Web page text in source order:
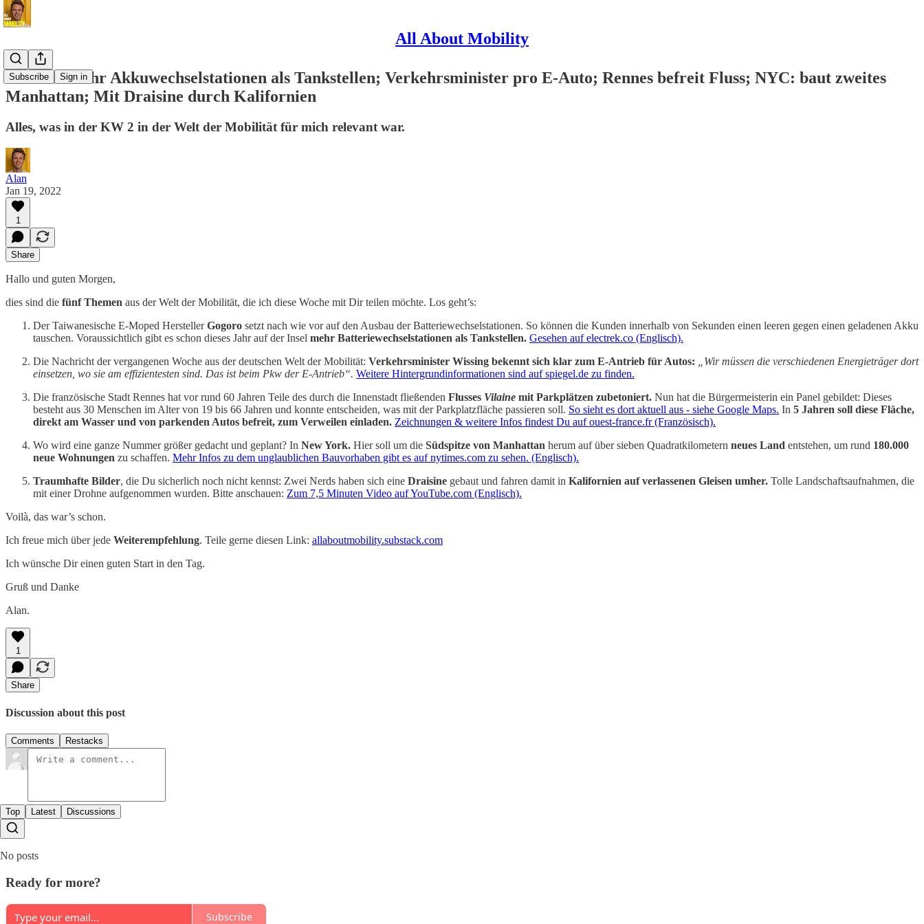
All About Mobility
Subscribe Sign in
Taiwan: Mehr Akkuwechselstationen als Tankstellen; Verkehrsminister pro E-Auto; Rennes befreit Fluss; NYC: baut zweites
Manhattan; Mit Draisine durch Kalifornien
Alles, was in der KW 2 in der Welt der Mobilität für mich relevant war.
Alan
Jan 19, 2022
1
Share
Hallo und guten Morgen,
dies sind die fünf Themen aus der Welt der Mobilität, die ich diese Woche mit Dir teilen möchte. Los geht’s:
Der Taiwanesische E-Moped HerstellerGogoro setzt nach wie vor auf den Ausbau der Batteriewechselstationen. So können die Kunden innerhalb von Sekunden einen leeren gegen einen geladenen Akku
tauschen. Voraussichtlich gibt es schon dieses Jahr auf der Insel mehr Batteriewechselstationen als Tankstellen. Gesehen auf electrek.co (Englisch).
Die Nachricht der vergangenen Woche aus der deutschen Welt der Mobilität: Verkehrsminister Wissing bekennt sich klar zum E-Antrieb für Autos:
„Wir müssen die verschiedenen Energieträger dort
einsetzen, wo sie am effizientesten sind. Das ist beim Pkw der E-Antrieb“. Weitere Hintergrundinformationen sind auf spiegel.de zu finden.
Die französische Stadt Rennes hat vor rund 60 Jahren Teile des durch die Innenstadt fließenden Flusses Vilaine mit Parkplätzen zubetoniert. Nun hat die Bürgermeisterin ein Panel gebildet: Dieses
besteht aus 30 Menschen im Alter von 19 bis 66 Jahren und konnte entscheiden, was mit der Parkplatzfläche passieren soll. So sieht es dort aktuell aus - siehe Google Maps. In 5 Jahren soll diese Fläche,
direkt am Wasser und von parkenden Autos befreit, zum Verweilen einladen. Zeichnungen & weitere Infos findest Du auf ouest-france.fr (Französisch).
Wo wird eine ganze Nummer größer gedacht und geplant? In New York. Hier soll um die Südspitze von Manhattan herum auf über sieben Quadratkilometern neues Land entstehen, um rund 180.000
neue Wohnungen zu schaffen. Mehr Infos zu dem unglaublichen Bauvorhaben gibt es auf nytimes.com zu sehen. (Englisch).
Traumhafte Bilder, die Du sicherlich noch nicht kennst: Zwei Nerds haben sich eine Draisine gebaut und fahren damit in Kalifornien auf verlassenen Gleisen umher. Tolle Landschaftsaufnahmen, die
mit einer Drohne aufgenommen wurden. Bitte anschauen: Zum 7,5 Minuten Video auf YouTube.com (Englisch).
Voilà, das war’s schon.
Ich freue mich über jede Weiterempfehlung. Teile gerne diesen Link: allaboutmobility.substack.com
Ich wünsche Dir einen guten Start in den Tag.
Gruß und Danke
Alan.
1
Share
Discussion about this post
Comments Restacks
Top Latest Discussions
No posts
Ready for more?
Subscribe